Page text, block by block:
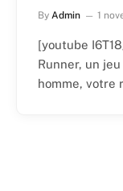
By Admin 1
[youtube
Runner, un
homme, votre